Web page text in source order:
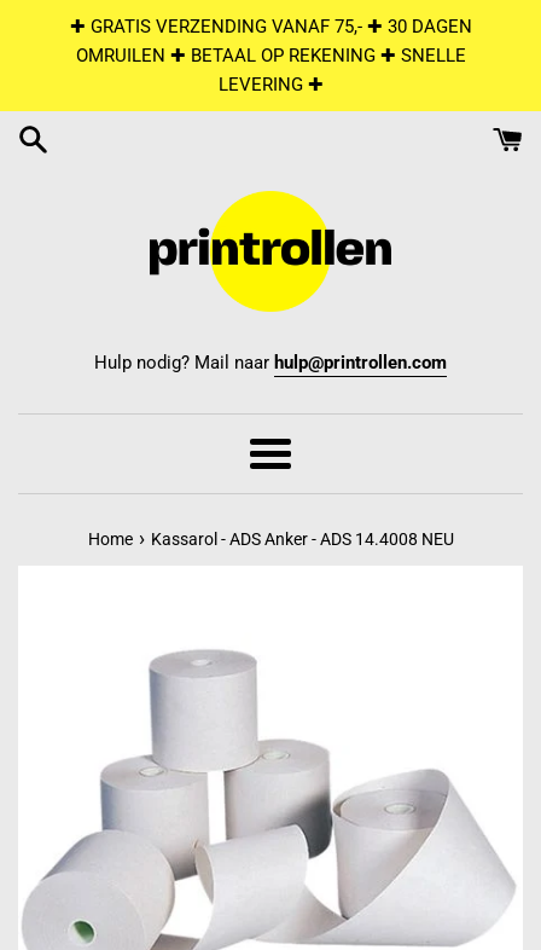
✚ GRATIS VERZENDING VANAF 75,- ✚ 30 DAGEN
OMRUILEN ✚ BETAAL OP REKENING ✚ SNELLE
LEVERING ✚
Hulp nodig? Mail naar hulp@printrollen.com
Menu
Home › Kassarol - ADS Anker - ADS 14.4008 NEU